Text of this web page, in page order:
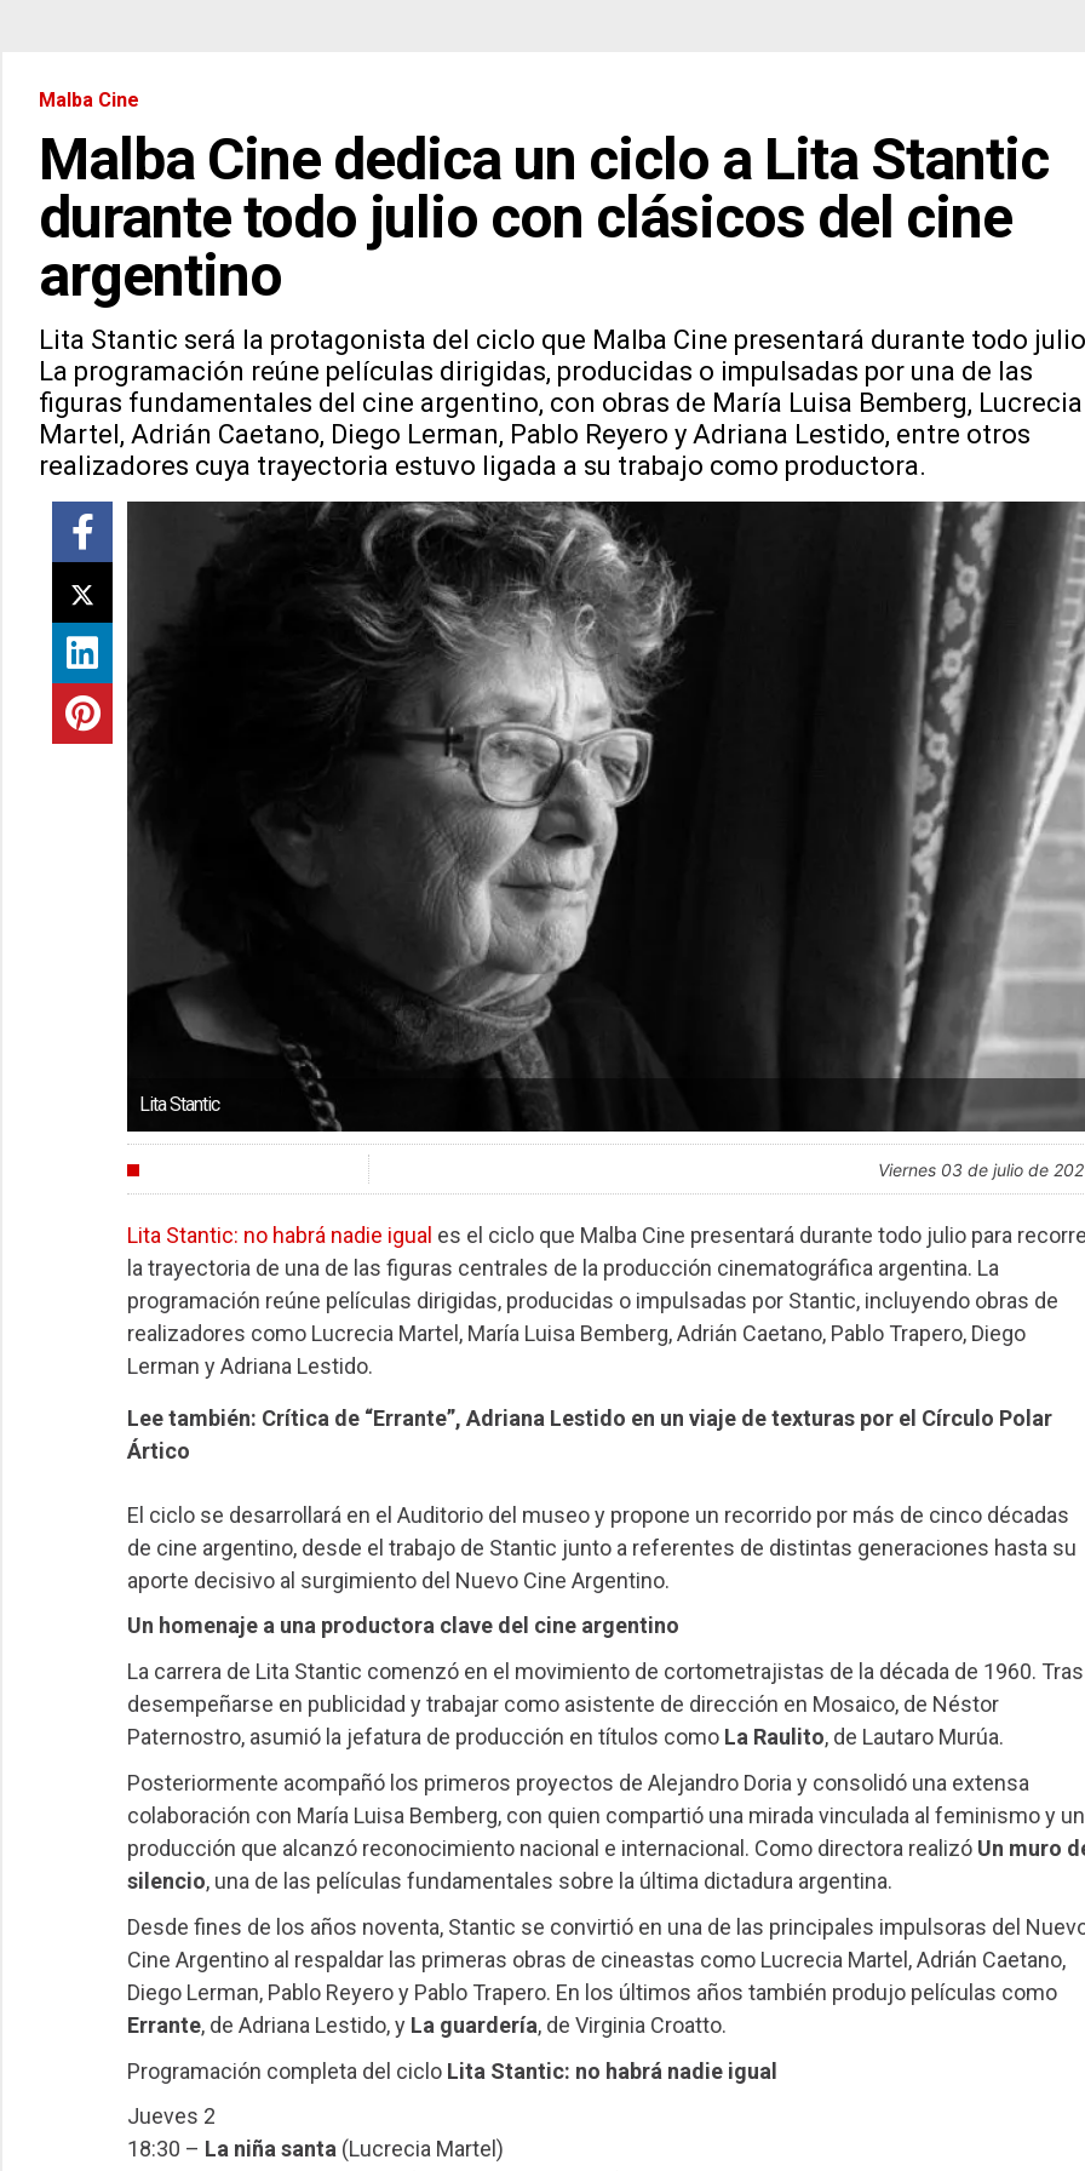
Malba Cine
Malba Cine dedica un ciclo a Lita Stantic
durante todo julio con clásicos del cine
argentino
Lita Stantic será la protagonista del ciclo que Malba Cine presentará durante todo
La programación reúne películas dirigidas, producidas o impulsadas por una de las
figuras fundamentales del cine argentino, con obras de María Luisa Bemberg, Lucrecia
Martel, Adrián Caetano, Diego Lerman, Pablo Reyero y Adriana Lestido, entre otros
realizadores cuya trayectoria estuvo ligada a su trabajo como productora.
Lita Stantic
viernes 03 de julio de
Lita Stantic: no habrá nadie igual es el ciclo que Malba Cine presentará durante todo julio para
la trayectoria de una de las figuras centrales de la producción cinematográfica argentina. La
programación reúne películas dirigidas, producidas o impulsadas por Stantic, incluyendo obras de
realizadores como Lucrecia Martel, María Luisa Bemberg, Adrián Caetano, Pablo Trapero, Diego
Lerman y Adriana Lestido.
Lee también: Crítica de “Errante”, Adriana Lestido en un viaje de texturas por el Círculo Polar
Ártico
El ciclo se desarrollará en el Auditorio del museo y propone un recorrido por más de cinco décadas
de cine argentino, desde el trabajo de Stantic junto a referentes de distintas generaciones hasta su
aporte decisivo al surgimiento del Nuevo Cine Argentino.
Un homenaje a una productora clave del cine argentino
La carrera de Lita Stantic comenzó en el movimiento de cortometrajistas de la década de 1960. Tras
desempeñarse en publicidad y trabajar como asistente de dirección en Mosaico, de Néstor
Paternostro, asumió la jefatura de producción en títulos comoLa Raulito, de Lautaro Murúa.
Posteriormente acompañó los primeros proyectos de Alejandro Doria y consolidó una extensa
colaboración con María Luisa Bemberg, con quien compartió una mirada vinculada al feminismo y
producción que alcanzó reconocimiento nacional e internacional. Como directora realizó Un muro
silencio, una de las películas fundamentales sobre la última dictadura argentina.
Desde fines de los años noventa, Stantic se convirtió en una de las principales impulsoras del
Cine Argentino al respaldar las primeras obras de cineastas como Lucrecia Martel, Adrián Caetano,
Diego Lerman, Pablo Reyero y Pablo Trapero. En los últimos años también produjo películas como
Errante, de Adriana Lestido, y La guardería, de Virginia Croatto.
Programación completa del ciclo Lita Stantic: no habrá nadie igual
Jueves 2
18:30 – La niña santa(Lucrecia Martel)